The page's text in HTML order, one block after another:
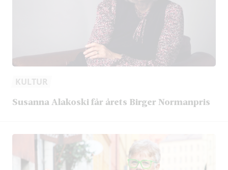
KULTUR
Susanna Alakoski får årets Birger Normanpris